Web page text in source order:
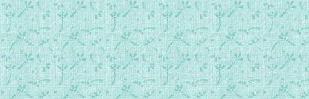
068四、玛利亚往见表姐1.mp3
069四、玛利亚往见表姐2.mp3
070五、庆典图像.mp3
071六、真福贞母准备生耶稣1.mp3